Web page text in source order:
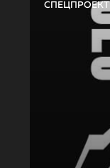
СПЕЦПРОЕКТ